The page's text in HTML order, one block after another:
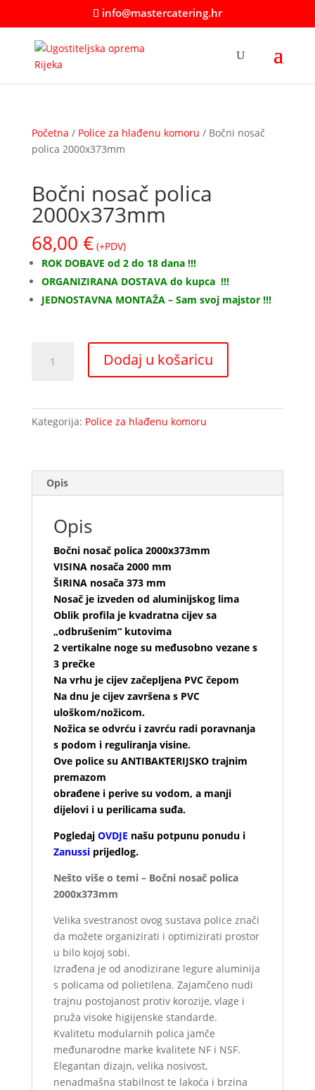
info@mastercatering.hr
Početna / Police za hlađenu komoru / Bočni nosač
polica 2000x373mm
Bočni nosač polica
2000x373mm
68,00 € (+PDV)
ROK DOBAVE od 2 do 18 dana !!!
ORGANIZIRANA DOSTAVA do kupca !!!
JEDNOSTAVNA MONTAŽA – Sam svoj majstor !!!
nosač
Dodaj u košaricu
Kategorija: Police za hlađenu komoru
Opis
Opis
Bočni nosač polica 2000x373mm
VISINA nosača 2000 mm
ŠIRINA nosača 373 mm
Nosač je izveden od aluminijskog lima
Oblik profila je kvadratna cijev sa
„odbrušenim“ kutovima
2 vertikalne noge su međusobno vezane s
3 prečke
Na vrhu je cijev začepljena PVC čepom
Na dnu je cijev završena s PVC
uloškom/nožicom.
Nožica se odvrću i zavrću radi poravnanja
s podom i reguliranja visine.
Ove police su ANTIBAKTERIJSKO trajnim
premazom
obrađene i perive su vodom, a manji
dijelovi i u perilicama suđa.
Pogledaj OVDJE našu potpunu ponudu i
Zanussiprijedlog.
Nešto više o temi – Bočni nosač polica
2000x373mm
Velika svestranost ovog sustava police znači
da možete organizirati i optimizirati prostor
u bilo kojoj sobi.
Izrađena je od anodizirane legure aluminija
s policama od polietilena. Zajamčeno nudi
trajnu postojanost protiv korozije, vlage i
pruža visoke higijenske standarde.
Kvalitetu modularnih polica jamče
međunarodne marke kvalitete NF i NSF.
Elegantan dizajn, velika nosivost,
nenadmašna stabilnost te lakoća i brzina